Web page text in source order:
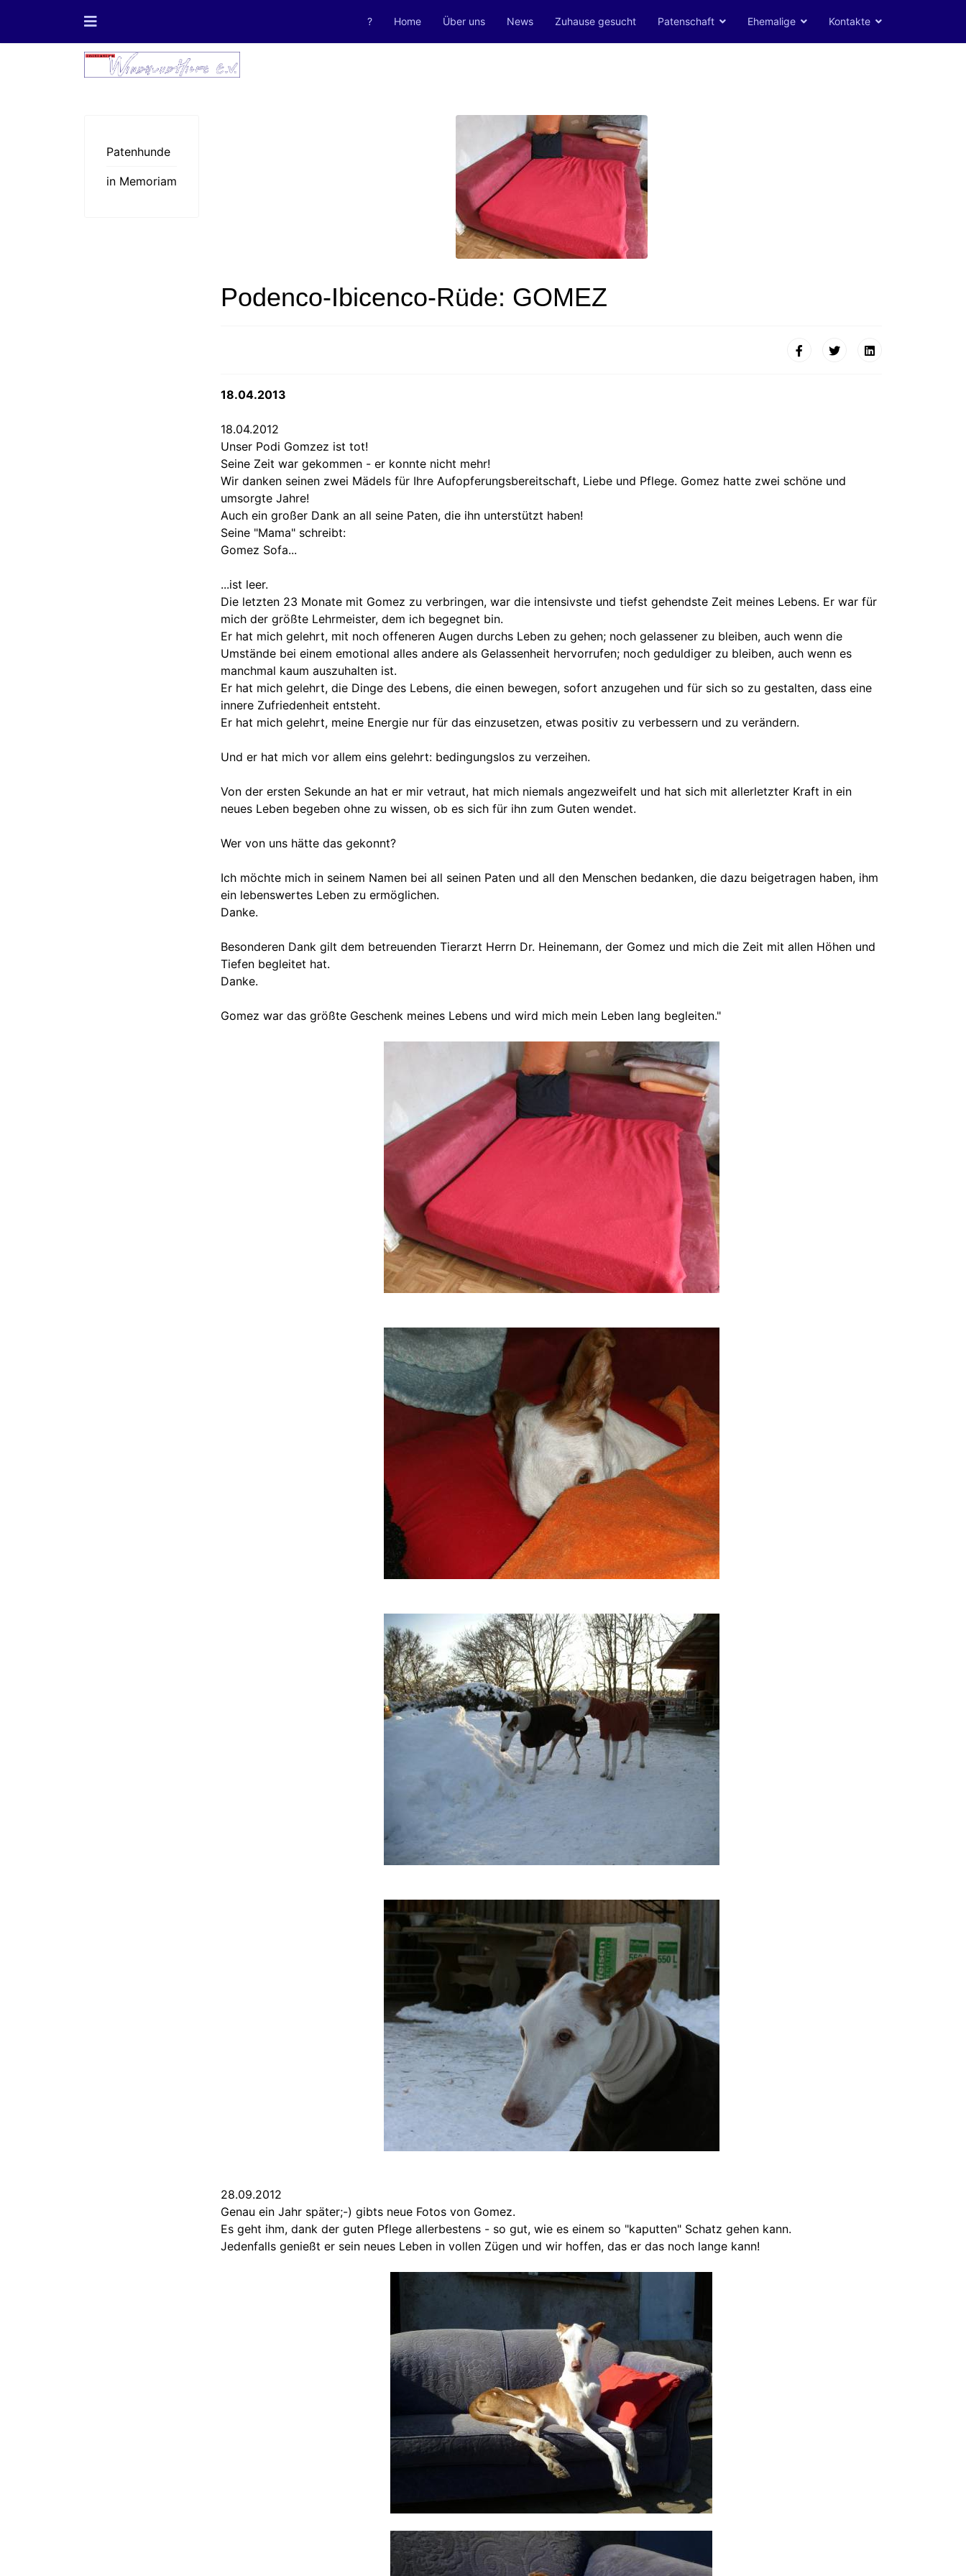
? Home Über uns News Zuhause gesucht Patenschaft Ehemalige Kontakte
Patenhunde
in Memoriam
Podenco-Ibicenco-Rüde: GOMEZ
18.04.2013
18.04.2012
Unser Podi Gomzez ist tot!
Seine Zeit war gekommen - er konnte nicht mehr!
Wir danken seinen zwei Mädels für Ihre Aufopferungsbereitschaft, Liebe und Pflege. Gomez hatte zwei schöne und
umsorgte Jahre!
Auch ein großer Dank an all seine Paten, die ihn unterstützt haben!
Seine "Mama" schreibt:
Gomez Sofa...
...ist leer.
Die letzten 23 Monate mit Gomez zu verbringen, war die intensivste und tiefst gehendste Zeit meines Lebens. Er war für
mich der größte Lehrmeister, dem ich begegnet bin.
Er hat mich gelehrt, mit noch offeneren Augen durchs Leben zu gehen; noch gelassener zu bleiben, auch wenn die
Umstände bei einem emotional alles andere als Gelassenheit hervorrufen; noch geduldiger zu bleiben, auch wenn es
manchmal kaum auszuhalten ist.
Er hat mich gelehrt, die Dinge des Lebens, die einen bewegen, sofort anzugehen und für sich so zu gestalten, dass eine
innere Zufriedenheit entsteht.
Er hat mich gelehrt, meine Energie nur für das einzusetzen, etwas positiv zu verbessern und zu verändern.
Und er hat mich vor allem eins gelehrt: bedingungslos zu verzeihen.
Von der ersten Sekunde an hat er mir vetraut, hat mich niemals angezweifelt und hat sich mit allerletzter Kraft in ein
neues Leben begeben ohne zu wissen, ob es sich für ihn zum Guten wendet.
Wer von uns hätte das gekonnt?
Ich möchte mich in seinem Namen bei all seinen Paten und all den Menschen bedanken, die dazu beigetragen haben, ihm
ein lebenswertes Leben zu ermöglichen.
Danke.
Besonderen Dank gilt dem betreuenden Tierarzt Herrn Dr. Heinemann, der Gomez und mich die Zeit mit allen Höhen und
Tiefen begleitet hat.
Danke.
Gomez war das größte Geschenk meines Lebens und wird mich mein Leben lang begleiten."
28.09.2012
Genau ein Jahr später;-) gibts neue Fotos von Gomez.
Es geht ihm, dank der guten Pflege allerbestens - so gut, wie es einem so "kaputten" Schatz gehen kann.
Jedenfalls genießt er sein neues Leben in vollen Zügen und wir hoffen, das er das noch lange kann!